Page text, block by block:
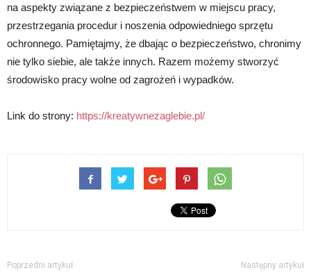
na aspekty związane z bezpieczeństwem w miejscu pracy,
przestrzegania procedur i noszenia odpowiedniego sprzętu
ochronnego. Pamiętajmy, że dbając o bezpieczeństwo, chronimy
nie tylko siebie, ale także innych. Razem możemy stworzyć
środowisko pracy wolne od zagrożeń i wypadków.
Link do strony: https://kreatywnezaglebie.pl/
Poprzedni artykuł Następny artykuł